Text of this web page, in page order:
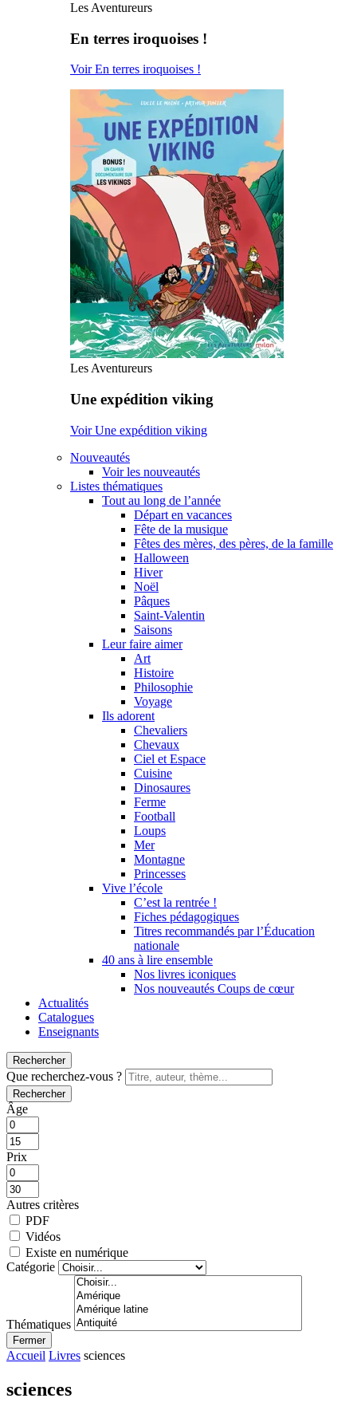
Les Aventureurs
En terres iroquoises !
Voir En terres iroquoises !
Les Aventureurs
Une expédition viking
Voir Une expédition viking
Nouveautés
Voir les nouveautés
Listes thématiques
Tout au long de l’année
Départ en vacances
Fête de la musique
Fêtes des mères, des pères, de la famille
Halloween
Hiver
Noël
Pâques
Saint-Valentin
Saisons
Leur faire aimer
Art
Histoire
Philosophie
Voyage
Ils adorent
Chevaliers
Chevaux
Ciel et Espace
Cuisine
Dinosaures
Ferme
Football
Loups
Mer
Montagne
Princesses
Vive l’école
C’est la rentrée !
Fiches pédagogiques
Titres recommandés par l’Éducation
nationale
40 ans à lire ensemble
Nos livres iconiques
Nos nouveautés Coups de cœur
Actualités
Catalogues
Enseignants
Rechercher
Que recherchez-vous ?
Rechercher
Âge
Prix
Autres critères
PDF
Vidéos
Existe en numérique
Catégorie
Thématiques
Fermer
Accueil Livres sciences
sciences